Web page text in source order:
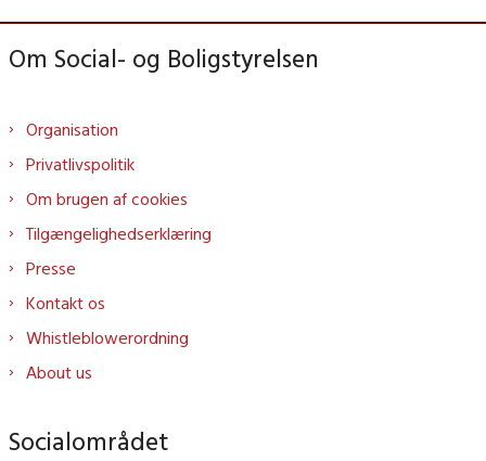
Om Social- og Boligstyrelsen
Organisation
Privatlivspolitik
Om brugen af cookies
Tilgængelighedserklæring
Presse
Kontakt os
Whistleblowerordning
About us
Socialområdet